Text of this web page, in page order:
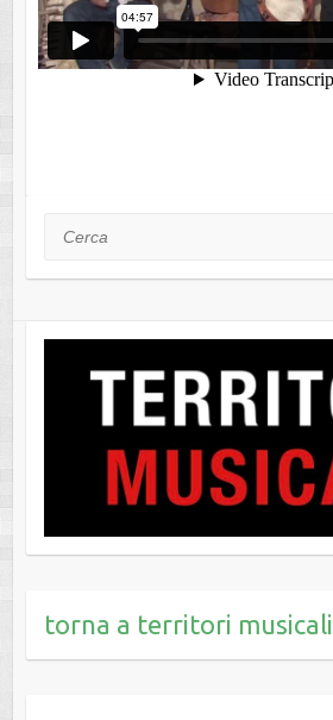
Cerca
torna a territori musicali